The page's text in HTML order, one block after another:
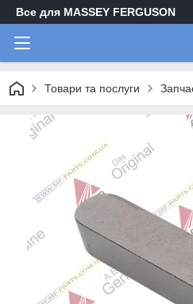
Все для MASSEY FERGUSON
Товари та послуги